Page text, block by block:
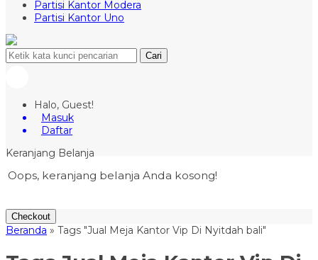
Partisi Kantor Modera
Partisi Kantor Uno
Cari
Halo, Guest!
Masuk
Daftar
Keranjang Belanja
Oops, keranjang belanja Anda kosong!
Checkout
Beranda » Tags "Jual Meja Kantor Vip Di Nyitdah bali"